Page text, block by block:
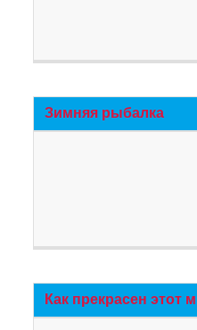
Зимняя рыбалка
Как прекрасен этот